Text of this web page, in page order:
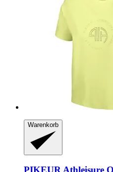
Warenkorb
PIKEUR Athleisure